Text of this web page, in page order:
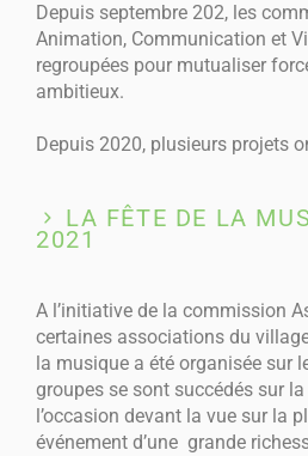
Depuis septembre 202, les
Animation, Communication et
regroupées pour mutualiser
ambitieux.
Depuis 2020, plusieurs projets
LA FÊTE DE LA
2021
A l’initiative de la commission
certaines associations du
la musique a été organisée sur
groupes se sont succédés sur
l’occasion devant la vue sur la
événement d’une grande